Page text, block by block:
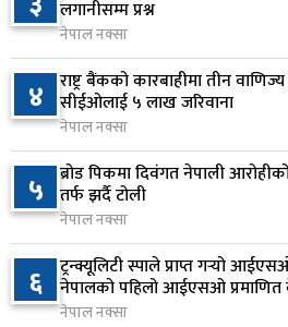
८
राष्ट्र बैंकलाई अर्थमन्त्री
होइन, आर्थिक विकासको
२२ घण्टा अघि
९ स्पेस–एक्सको रकेटको भाग
२२ घण्टा अघि
१० एभरेस्ट बैंकको खुद नाफा
२२ घण्टा अघि
लगानीसम्म प्रश्न
नेपाल नक्सा
४ राष्ट्र बैंकको कारबाहीमा तीन
सीईओलाई ५ लाख जरिवाना
नेपाल नक्सा
५ ब्रोड पिकमा दिवंगत नेपाली
तर्फ झर्दै टोली
नेपाल नक्सा
६ ट्रन्क्यूलिटी स्पाले प्राप्त गर्‍यो
नेपालको पहिलो आईएसओ प्रमाणित
नेपाल नक्सा